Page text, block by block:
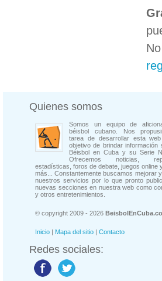
Quienes somos
Somos un equipo de
béisbol cubano. Nos
tarea de desarrollar esta
objetivo de brindar información
Béisbol en Cuba y su Serie
Ofrecemos noticias,
estadísticas, foros de debate, juegos online
más... Constantemente buscamos mejorar
nuestros servicios por lo que pronto
nuevas secciones en nuestra web como
y otros entretenimientos.
© copyright 2009 - 2026
Inicio | Mapa del sitio | Contacto
Redes sociales: